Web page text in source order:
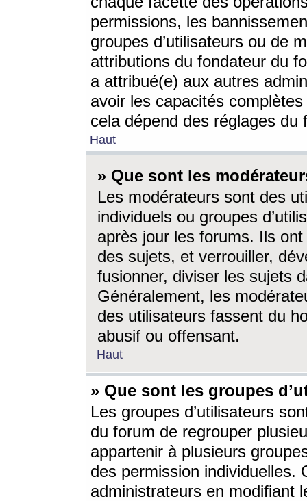
permissions, les
groupes d’utilisateurs ou de
attributions du fondateur du
a attribué(e) aux autres
avoir les capacités
cela dépend des réglages du
Haut
» Que sont les
Les modérateurs sont des
individuels ou groupes
après jour les forums. Ils ont
des sujets, et verrouiller,
fusionner, diviser les sujets
Généralement, les
des utilisateurs fassent du
abusif ou offensant.
Haut
» Que sont les groupes
Les groupes d’utilisateurs
du forum de regrouper
appartenir à plusieurs
des permission individuelles.
administrateurs en modifiant